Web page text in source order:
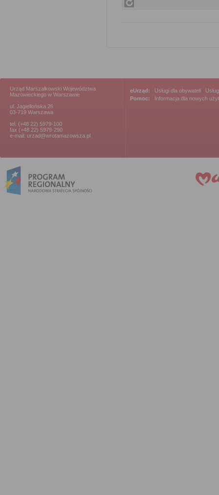
Urząd Marszałkowski Województwa
Mazowieckiego w Warszawie
ul. Jagiellońska 26
03-719 Warszawa
tel. (+48 22) 5979-100
fax (+48 22) 5979-290
e-mail: urzad@wrotamazowsza.pl
eUrząd: Usługi dla obywateli
Pomoc:
Informacja dla nowych